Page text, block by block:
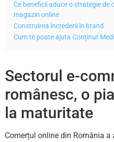
Ce beneficii aduce o strategie
magazin online
Construirea încrederii în brand
Cum te poate ajuta Conținut
Sectorul e-
românesc, o
la maturitate
Comerțul online din România